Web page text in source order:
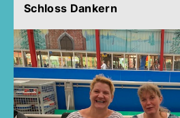
Schloss Dankern